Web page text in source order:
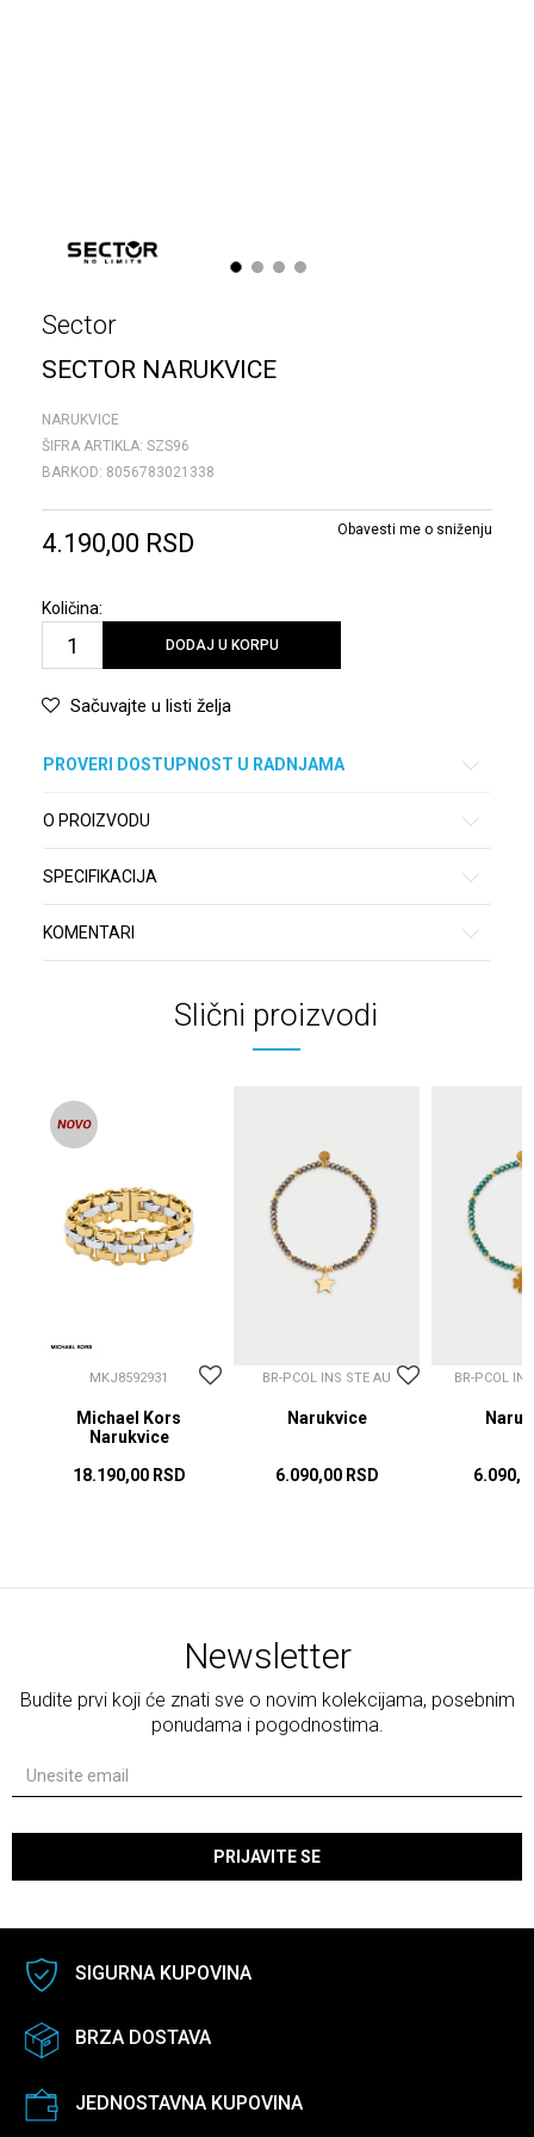
1 2 3 4
Sector
SECTOR NARUKVICE
NARUKVICE
ŠIFRA ARTIKLA: SZS96
BARKOD: 8056783021338
4.190,00 RSD Obavesti me o sniženju
Količina:
DODAJ U KORPU
Sačuvajte u listi želja
PROVERI DOSTUPNOST U RADNJAMA
O PROIZVODU
SPECIFIKACIJA
KOMENTARI
Slični proizvodi
MKJ8592931
Michael Kors
Narukvice
18.190,00 RSD
BR-PCOL INS STE AU
Narukvice
6.090,00 RSD
BR-PCOL
Newsletter
Budite prvi koji će znati sve o novim kolekcijama, posebnim
ponudama i pogodnostima.
PRIJAVITE SE
SIGURNA KUPOVINA
BRZA DOSTAVA
JEDNOSTAVNA KUPOVINA